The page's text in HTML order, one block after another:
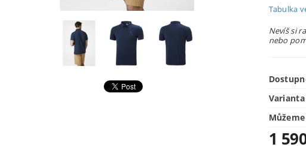
Tabulka
Nevíš si
nebo
Varianta
1